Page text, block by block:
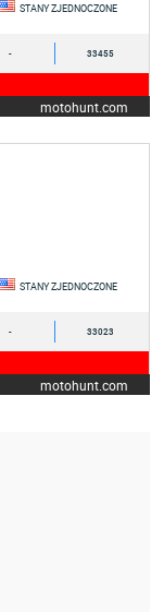
STANY ZJEDNOCZONE
- 33455
motohunt.com
STANY ZJEDNOCZONE
- 33023
motohunt.com